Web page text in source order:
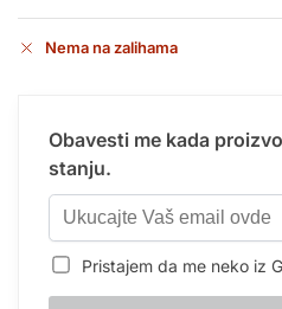
Nema na zalihama
Obavesti me kada
stanju.
Pristajem da me neko iz